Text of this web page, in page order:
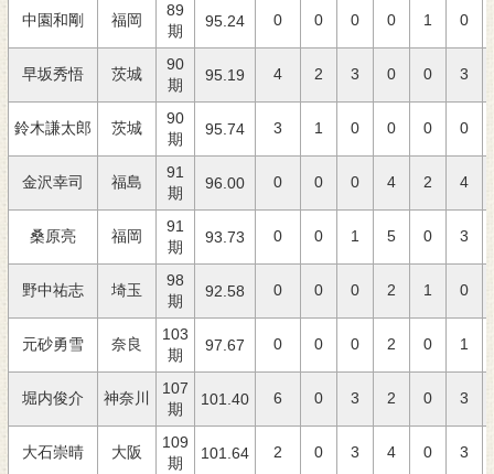
中園和剛 福岡
89
期
95.24 0 0 0 0 1 0
早坂秀悟 茨城
90
期
95.19 4 2 3 0 0 3
鈴木謙太郎 茨城
90
期
95.74 3 1 0 0 0 0
金沢幸司 福島
91
期
96.00 0 0 0 4 2 4
桑原亮 福岡
91
期
93.73 0 0 1 5 0 3
野中祐志 埼玉
98
期
92.58 0 0 0 2 1 0
元砂勇雪 奈良
103
期
97.67 0 0 0 2 0 1
堀内俊介 神奈川
107
期
101.40 6 0 3 2 0 3
大石崇晴 大阪
109
期
101.64 2 0 3 4 0 3